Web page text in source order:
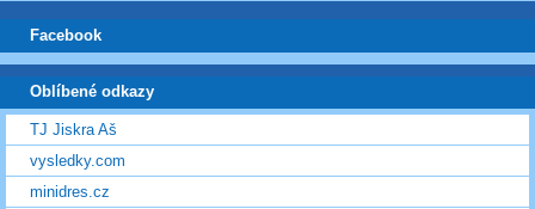
Facebook
Oblíbené odkazy
TJ Jiskra Aš
vysledky.com
minidres.cz